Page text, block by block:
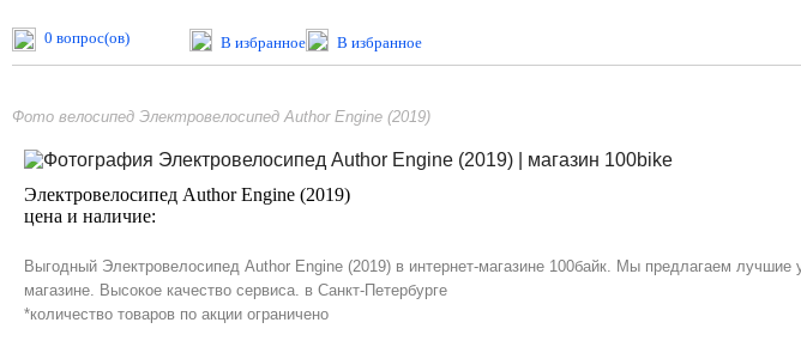
0 вопрос(ов) В избранное В избранное
Фото велосипед Электровелосипед Author Engine (2019)
Электровелосипед Author Engine (2019)
цена и наличие:
Выгодный Электровелосипед Author Engine (2019) в интернет-магазине 100байк. Мы предлагаем
магазине. Высокое качество сервиса. в Санкт-Петербурге
*количество товаров по акции ограничено